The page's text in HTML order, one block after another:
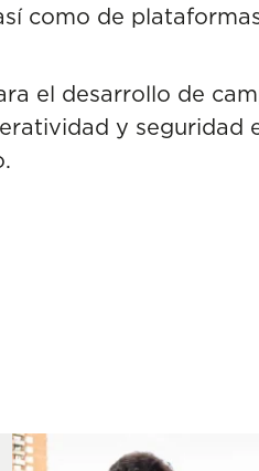
como de
el desarrollo de
y seguridad